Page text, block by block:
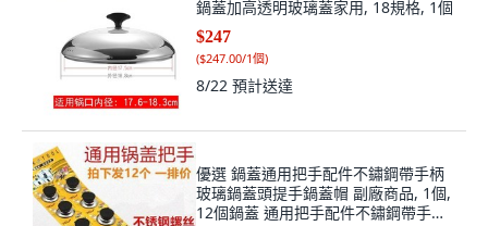
$247
($247.00/1個
8/22預計送達
玻璃鍋蓋頭提手鍋蓋帽 副廠商品, 1個,
12個鍋蓋 通用把手配件不鏽鋼帶手柄
玻
$91